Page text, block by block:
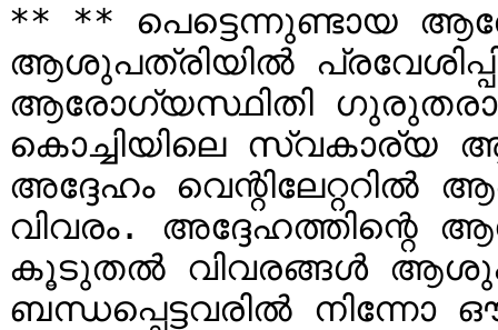
** ** പെട്ടെന്നുണ്ടായ
ആശുപത്രിയിൽ
ആരോഗ്യസ്ഥിതി
കൊച്ചിയിലെ സ്വകാര്യ
അദ്ദേഹം
വിവരം. അദ്ദേഹത്തിന്റെ
കൂടുതൽ വിവരങ്ങൾ
ബന്ധപ്പെട്ടവരിൽ നിന്നോ